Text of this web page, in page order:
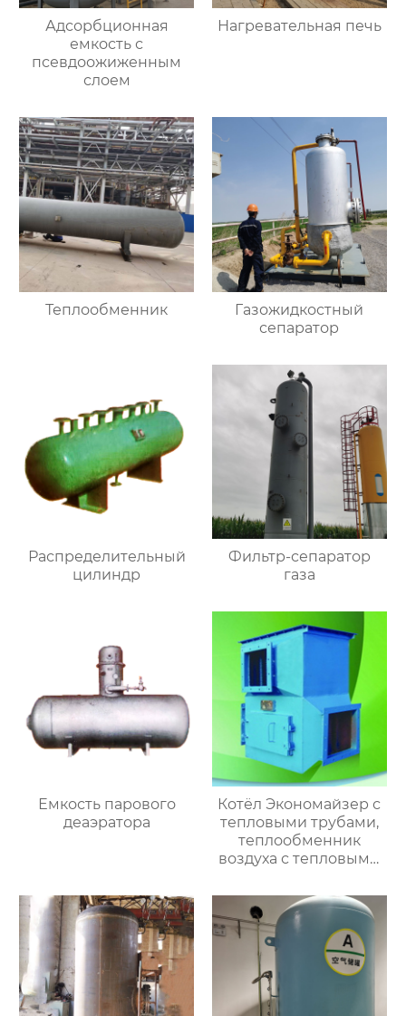
Адсорбционная
емкость с
псевдоожиженным
слоем
Нагревательная печь
Теплообменник
Газожидкостный
сепаратор
Распределительный
цилиндр
Фильтр-сепаратор
газа
Емкость парового
деаэратора
Котёл Экономайзер с
тепловыми трубами,
теплообменник
воздуха с тепловыми